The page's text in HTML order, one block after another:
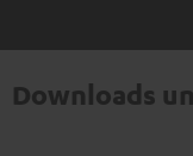
Downloads